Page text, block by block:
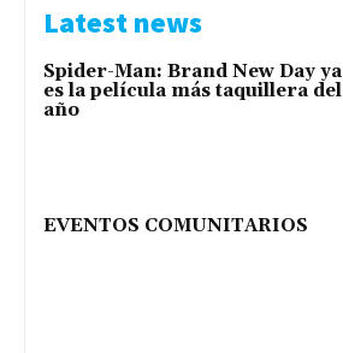
Latest news
Spider-Man: Brand New Day ya
es la película más taquillera del
año
EVENTOS COMUNITARIOS